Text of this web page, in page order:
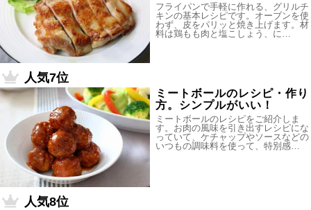
フライパンで手軽に作れる、グリルチ
キンの基本レシピです。オーブンを使
わず、皮をパリッと焼き上げます。材
料は鶏もも肉と塩こしょう、に…
人気7位
ミートボールのレシピ・作り
方。シンプルがいい！
ミートボールのレシピをご紹介しま
す。お肉の風味を引き出すレシピにな
っていて、ケチャップやソースなどの
いつもの調味料を使って、特別感…
人気8位